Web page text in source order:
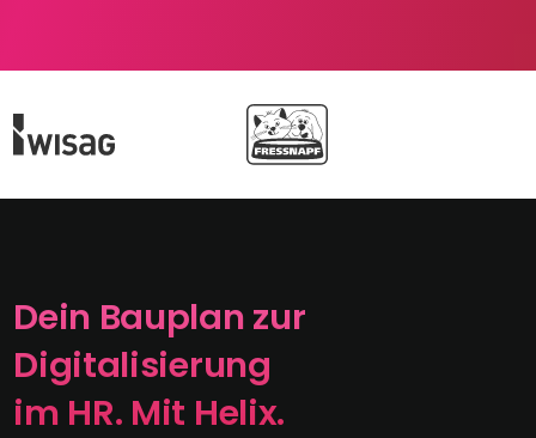
Dein Bauplan zur
Digitalisierung
im HR. Mit Helix.